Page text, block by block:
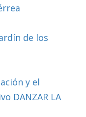
de los
y el
DANZAR LA